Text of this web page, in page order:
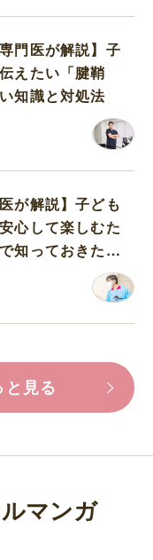
門医が解説】子
えたい「腱鞘
知識と対処法
が解説】子ども
心して楽しむた
知っておきたい
と見る
マンガ